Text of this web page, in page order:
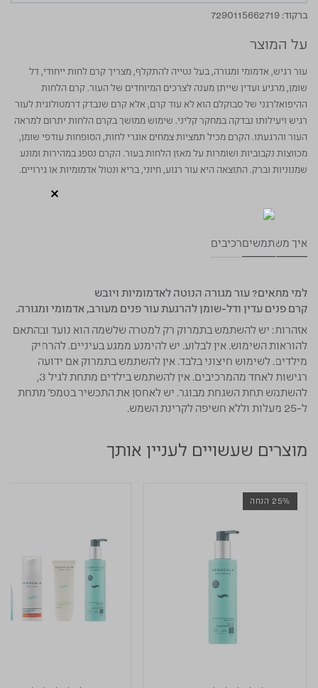
ברקוד: 7290115662719
על המוצר
עור רגיש, אדמומי ומגורה, בעל נטייה להתקלף, מצריך קרם לחות ייחודי, דל
שומן, מרגיע ועדין שייתן מענה לצרכים המיוחדים של העור. קרם הלחות
ההיפואלרגני של סבוקלם הוא לא עוד קרם, אלא קרם שנבדק דרמטולוגית לעור
רגיש ויעילותו נבדקה במחקר קליני. שימוש ממושך בקרם הלחות יתרום למראה
העור והרגעתו. הקרם מכיל תמציות צמחים אוגרי לחות, הסופחות עודפי שומן,
מכווצות נקבוביות ושומרות על מאזן הלחות בעור. הקרם נספג במהירות ומונע
שמנוניות וברק. התוצאה היא עור רגוע, חיוני, בריא ונטול אדמומיות או גירויים.
איך משתמשיםרכיבים
למי מתאים? עור מגורה הנוטה לאדמומיות ויובש
קרם פנים עדין ודל-שומן להרגעת עור פנים מעורב, אדמומי ומגורה.
אזהרות: יש להשתמש בתמרוק רק למטרה שלשמה הוא נועד ובהתאם
להוראות השימוש. אין לבלוע. יש להימנע ממגע בעיניים. להרחיק
מילדים. לשימוש חיצוני בלבד. אין להשתמש בתמרוק אם ידועה
רגישות לאחד מהמרכיבים. אין להשתמש בילדים מתחת לגיל 3,
להשתמש תחת השגחת מבוגר. יש לאחסן את התכשיר בטמפ' מתחת
ל-25 מעלות וללא חשיפה לקרינת השמש.
מוצרים שעשויים לעניין אותך
25% הנחה